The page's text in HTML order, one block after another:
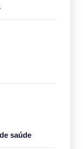
saúde